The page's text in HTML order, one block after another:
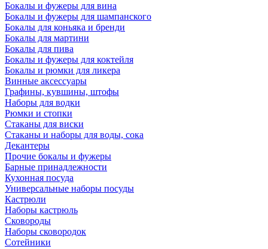
Бокалы и фужеры для вина
Бокалы и фужеры для шампанского
Бокалы для коньяка и бренди
Бокалы для мартини
Бокалы для пива
Бокалы и фужеры для коктейля
Бокалы и рюмки для ликера
Винные аксессуары
Графины, кувшины, штофы
Наборы для водки
Рюмки и стопки
Стаканы для виски
Стаканы и наборы для воды, сока
Декантеры
Прочие бокалы и фужеры
Барные принадлежности
Кухонная посуда
Универсальные наборы посуды
Кастрюли
Наборы кастрюль
Сковороды
Наборы сковородок
Сотейники